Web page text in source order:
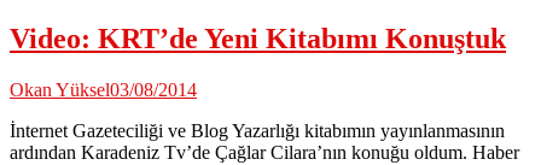
Video: KRT’de Yeni Kitabımı Konuştuk
Okan Yüksel03/08/2014
İnternet Gazeteciliği ve Blog Yazarlığı kitabımın yayınlanmasının
ardından Karadeniz Tv’de Çağlar Cilara’nın konuğu oldum. Haber